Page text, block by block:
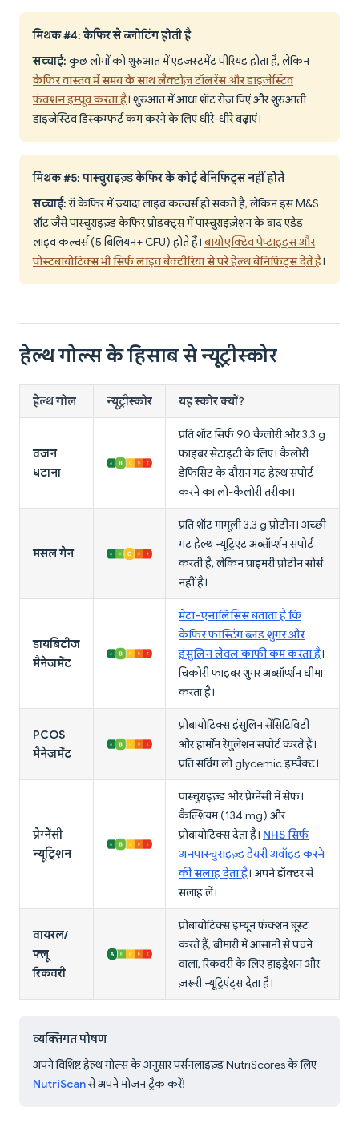
मिथक #4: केफिर से ब्लोटिंग होती है
सच्चाई:कुछ लोगों को शुरुआत में एडजस्टमेंट पीरियड होता है, लेकिन
केफिर वास्तव में समय के साथ लैक्टोज़ टॉलरेंस और डाइजेस्टिव
फंक्शन इम्प्रूव करता है। शुरुआत में आधा शॉट रोज़ पिएं और शुरुआती
डाइजेस्टिव डिस्कम्फर्ट कम करने के लिए धीरे-धीरे बढ़ाएं।
मिथक #5: पास्चुराइज़्ड केफिर के कोई बेनिफिट्स नहीं होते
सच्चाई:रॉ केफिर में ज़्यादा लाइव कल्चर्स हो सकते हैं, लेकिन इस M&S
शॉट जैसे पास्चुराइज़्ड केफिर प्रोडक्ट्स में पास्चुराइज़ेशन के बाद एडेड
लाइव कल्चर्स (5 बिलियन+ CFU) होते हैं।बायोएक्टिव पेप्टाइड्स और
पोस्टबायोटिक्स भी सिर्फ लाइव बैक्टीरिया से परे हेल्थ बेनिफिट्स देते हैं।
हेल्थ गोल्स के हिसाब से न्यूट्रीस्कोर
हेल्थ गोल न्यूट्रीस्कोर यह स्कोर क्यों?
वजन
घटाना
प्रति शॉट सिर्फ 90 कैलोरी और 3.3 g
फाइबर सेटाइटी के लिए। कैलोरी
डेफिसिट के दौरान गट हेल्थ सपोर्ट
करने का लो-कैलोरी तरीका।
मसल गेन
प्रति शॉट मामूली 3.3 g प्रोटीन। अच्छी
गट हेल्थ न्यूट्रिएंट अब्सॉर्प्शन सपोर्ट
करती है, लेकिन प्राइमरी प्रोटीन सोर्स
नहीं है।
डायबिटीज
मैनेजमेंट
मेटा-एनालिसिस बताता है कि
केफिर फास्टिंग ब्लड शुगर और
इंसुलिन लेवल काफी कम करता है।
चिकोरी फाइबर शुगर अब्सॉर्प्शन धीमा
करता है।
PCOS
मैनेजमेंट
प्रोबायोटिक्स इंसुलिन सेंसिटिविटी
और हार्मोन रेगुलेशन सपोर्ट करते हैं।
प्रति सर्विंग लो glycemic इम्पैक्ट।
प्रेग्नेंसी
न्यूट्रिशन
पास्चुराइज़्ड और प्रेग्नेंसी में सेफ।
कैल्शियम (134 mg) और
प्रोबायोटिक्स देता है। NHS सिर्फ
अनपास्चुराइज़्ड डेयरी अवॉइड करने
की सलाह देता है। अपने डॉक्टर से
सलाह लें।
वायरल/
फ्लू
रिकवरी
प्रोबायोटिक्स इम्यून फंक्शन बूस्ट
करते हैं, बीमारी में आसानी से पचने
वाला, रिकवरी के लिए हाइड्रेशन और
ज़रूरी न्यूट्रिएंट्स देता है।
व्यक्तिगत पोषण
अपने विशिष्ट हेल्थ गोल्स के अनुसार पर्सनलाइज़्ड NutriScores के लिए
NutriScanसे अपने भोजन ट्रैक करें!